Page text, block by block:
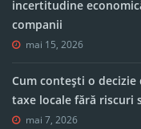
incertitudine
companii
mai 15, 2026
Cum contești o decizie
taxe locale fără riscuri
mai 7, 2026